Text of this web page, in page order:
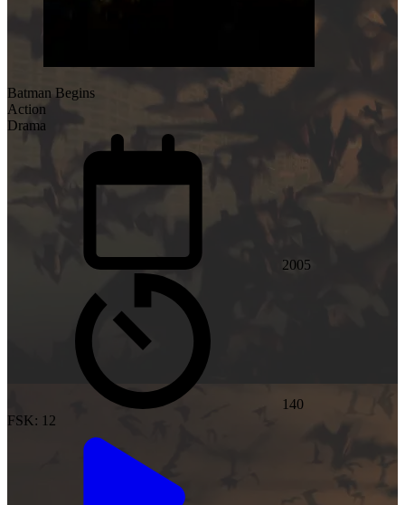
Batman Begins
Action
Drama
2005
140
FSK: 12